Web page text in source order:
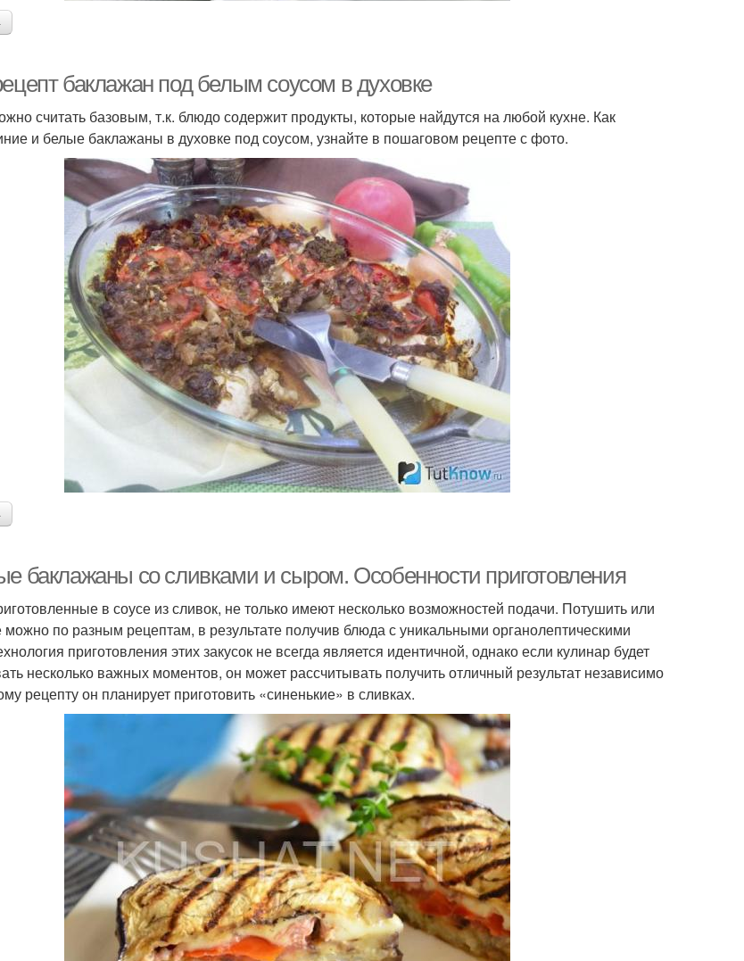
баклажан под белым соусом в духовке
считать базовым, т.к. блюдо содержит продукты, которые найдутся на любой кухне. Как
и белые баклажаны в духовке под соусом, узнайте в пошаговом рецепте с фото.
баклажаны со сливками и сыром. Особенности приготовления
в соусе из сливок, не только имеют несколько возможностей подачи. Потушить или
можно по разным рецептам, в результате получив блюда с уникальными органолептическими
приготовления этих закусок не всегда является идентичной, однако если кулинар будет
несколько важных моментов, он может рассчитывать получить отличный результат независимо
рецепту он планирует приготовить «синенькие» в сливках.